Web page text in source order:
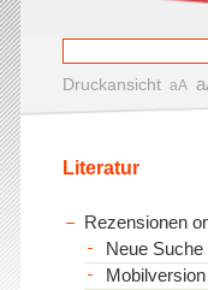
Druckansicht aA
Literatur
Rezensionen
Neue Suche
Mobilversion